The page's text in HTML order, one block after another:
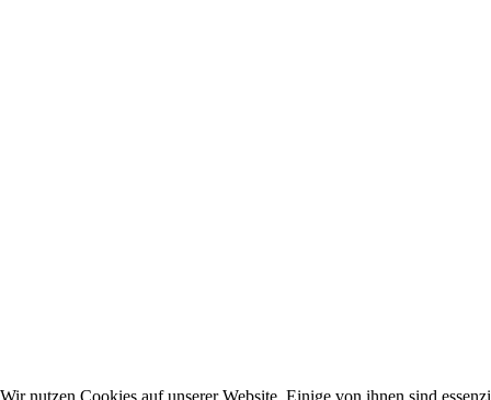
Wir nutzen Cookies auf unserer Website. Einige von ihnen sind